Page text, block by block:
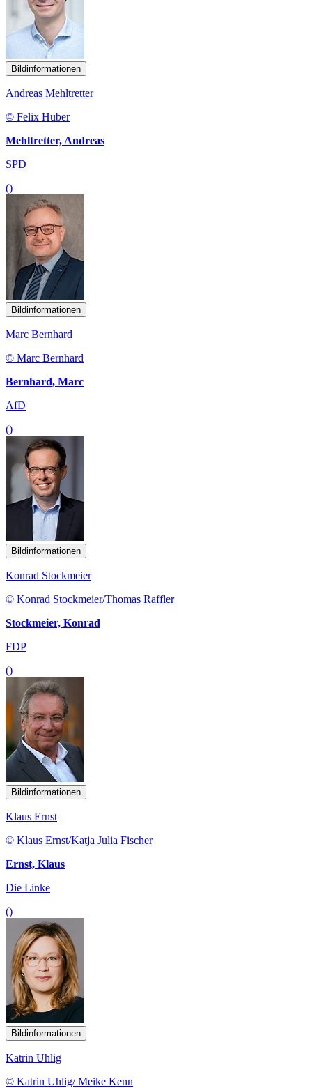
Bildinformationen
Andreas Mehltretter
© Felix Huber
Mehltretter, Andreas
SPD
()
Bildinformationen
Marc Bernhard
© Marc Bernhard
Bernhard, Marc
AfD
()
Bildinformationen
Konrad Stockmeier
© Konrad Stockmeier/Thomas Raffler
Stockmeier, Konrad
FDP
()
Bildinformationen
Klaus Ernst
© Klaus Ernst/Katja Julia Fischer
Ernst, Klaus
Die Linke
()
Bildinformationen
Katrin Uhlig
© Katrin Uhlig/ Meike Kenn